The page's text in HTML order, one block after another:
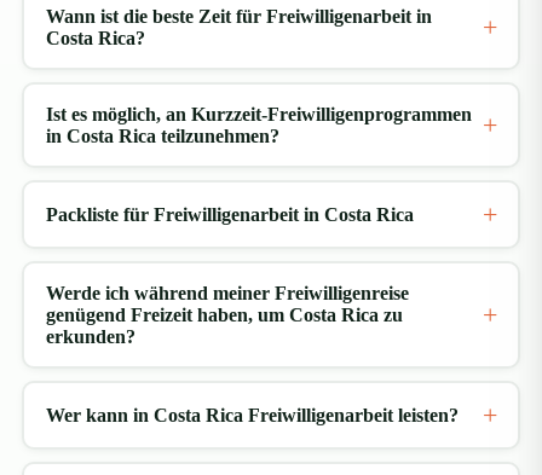
Panamericana Highway. Während Sie sich bergauf
schlängeln, genießen Sie immer wieder Ausblicke auf
der Jungfrau von den Engeln, bevor Sie auf dem
Rückweg die Lankester Gardens erreichen. Dort
Bromelienarten sowie Hunderte weiterer Pflanzen
wo Sie vor dem Mittagessen eine Kirche aus der
Kolonialzeit besichtigen.
genannten Orte erkunden möchten, kontaktieren Sie
Wann ist die beste Zeit für Freiwilligenarbeit in
Costa Rica?
Ist es möglich, an Kurzzeit-Freiwilligenprogrammen
in Costa Rica teilzunehmen?
Packliste für Freiwilligenarbeit in Costa Rica
Werde ich während meiner Freiwilligenreise
genügend Freizeit haben, um Costa Rica zu
erkunden?
Wer kann in Costa Rica Freiwilligenarbeit leisten?